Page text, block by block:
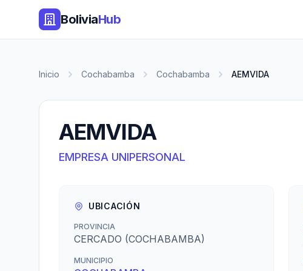
BoliviaHub
Inicio Cochabamba Cochabamba AEMVIDA
AEMVIDA
EMPRESA UNIPERSONAL
UBICACIÓN
PROVINCIA
CERCADO (COCHABAMBA)
MUNICIPIO